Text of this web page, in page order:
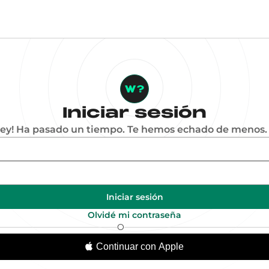
Iniciar sesión
Ha pasado un tiempo. Te hemos echado de menos.
Iniciar sesión
Olvidé mi contraseña
O
Continuar con Apple